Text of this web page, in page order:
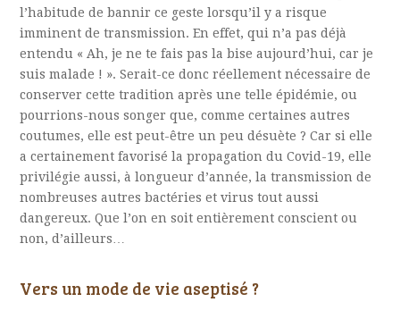
l’habitude de bannir ce geste lorsqu’il y a risque
imminent de transmission. En effet, qui n’a pas déjà
entendu « Ah, je ne te fais pas la bise aujourd’hui, car je
suis malade ! ». Serait-ce donc réellement nécessaire de
conserver cette tradition après une telle épidémie, ou
pourrions-nous songer que, comme certaines autres
coutumes, elle est peut-être un peu désuète ? Car si elle
a certainement favorisé la propagation du Covid-19, elle
privilégie aussi, à longueur d’année, la transmission de
nombreuses autres bactéries et virus tout aussi
dangereux. Que l’on en soit entièrement conscient ou
non, d’ailleurs…
Vers un mode de vie aseptisé ?